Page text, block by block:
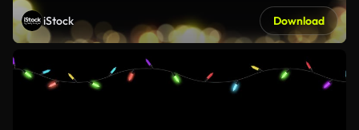
iStock Download